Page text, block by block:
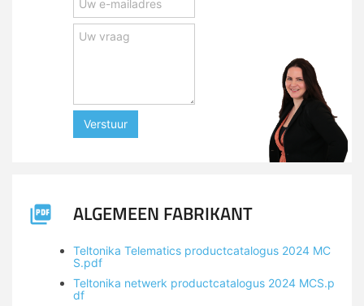
Verstuur
ALGEMEEN FABRIKANT
Teltonika Telematics productcatalogus 2024 MC
S.pdf
Teltonika netwerk productcatalogus 2024 MCS.p
df